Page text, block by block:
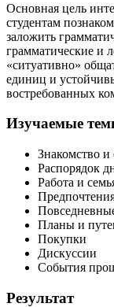
Основная цель
студентам
заложить
грамматические и
«ситуативно»
единиц и
востребованных
Изучаемые
Знакомство и
Распорядок
Работа и
Планы и
Покупки
Дискуссии
События
Результат